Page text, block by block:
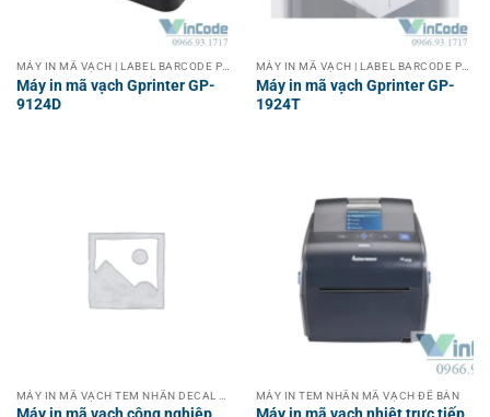
Máy in mã vạch Gprinter GP-
9124D
Máy in mã vạch Gprinter GP-
1924T
MÁY IN TEM NHÃN MÃ VẠCH ĐỂ BÀN